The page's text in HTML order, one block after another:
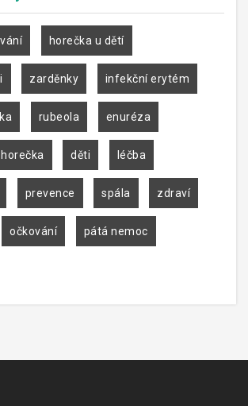
horečka u dětí
zarděnky infekční erytém
rubeola enuréza
horečka děti léčba
prevence spála zdraví
očkování pátá nemoc